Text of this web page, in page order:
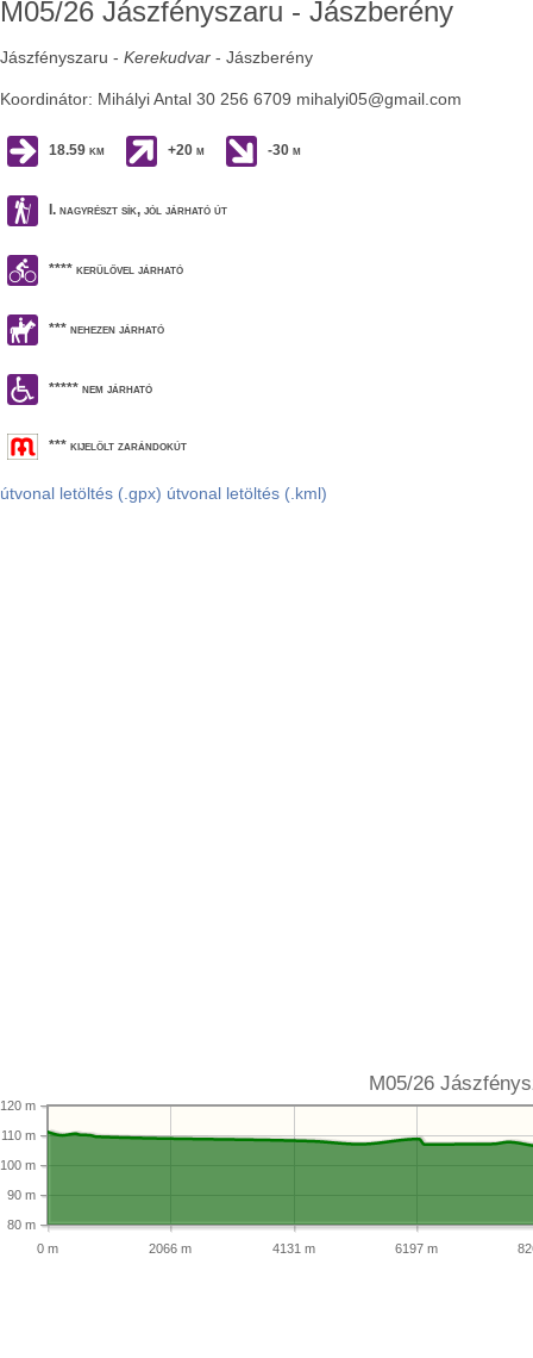
M05/26 Jászfényszaru - Jászberény
Jászfényszaru - Kerekudvar - Jászberény
Koordinátor: Mihályi Antal 30 256 6709 mihalyi05@gmail.com
18.59 km +20 m -30 m
I. nagyrészt sík, jól járható út
**** kerülővel járható
*** nehezen járható
***** nem járható
*** kijelölt zarándokút
útvonal letöltés (.gpx) útvonal letöltés (.kml)
M05/26
0 m 2066 m 4131 m 6197 m
80 m
90 m
100 m
110 m
120 m